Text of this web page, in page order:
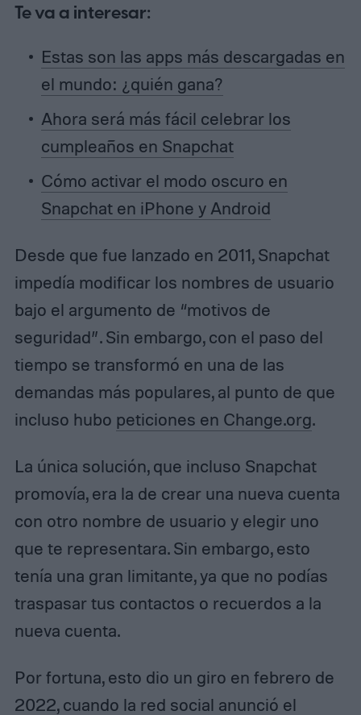
Te va a interesar:
Estas son las apps más descargadas en
el mundo: ¿quién gana?
Ahora será más fácil celebrar los
cumpleaños en Snapchat
Cómo activar el modo oscuro en
Snapchat en iPhone y Android
Desde que fue lanzado en 2011, Snapchat
impedía modificar los nombres de usuario
bajo el argumento de “motivos de
seguridad”. Sin embargo, con el paso del
tiempo se transformó en una de las
demandas más populares, al punto de que
incluso hubo peticiones en Change.org.
La única solución, que incluso Snapchat
promovía, era la de crear una nueva cuenta
con otro nombre de usuario y elegir uno
que te representara. Sin embargo, esto
tenía una gran limitante, ya que no podías
traspasar tus contactos o recuerdos a la
nueva cuenta.
Por fortuna, esto dio un giro en febrero de
2022, cuando la red social anunció el